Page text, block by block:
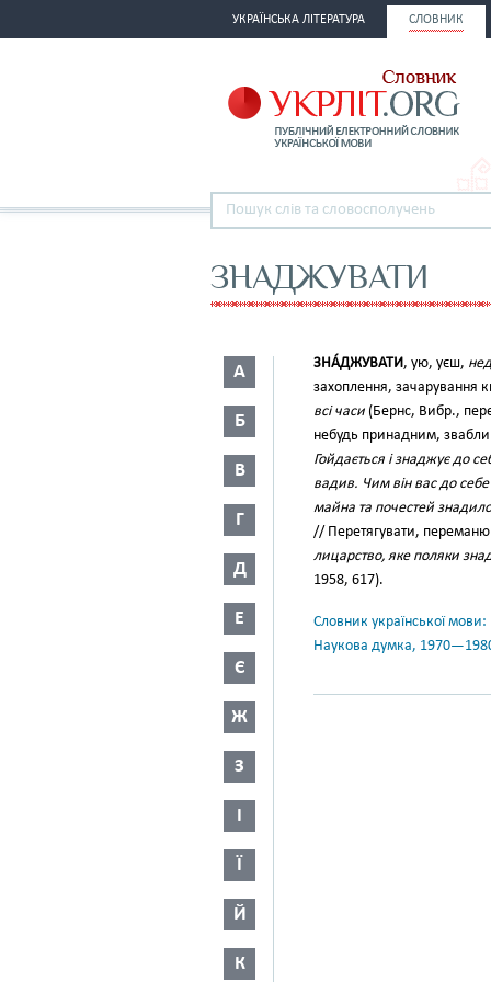
УКРАЇНСЬКА ЛІТЕРАТУРА СЛОВНИК
ЗНАДЖУВАТИ
А
Б
В
Г
Д
Е
Є
Ж
З
І
Ї
Й
К
ЗНА́ДЖУВАТИ, ую, уєш,
захоплення, зачарування
всі часи (Бернс, Вибр.,
небудь принадним,
Гойдається і знаджує до
вадив. Чим він вас до
майна та почестей
// Перетягувати,
лицарство, яке поляки
1958, 617).
Словник української
Наукова думка,